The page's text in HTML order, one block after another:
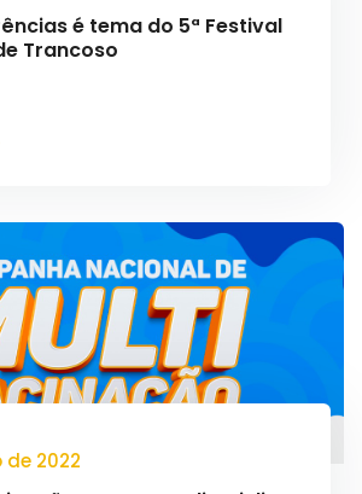
é tema do 5ª Festival
Trancoso
2022